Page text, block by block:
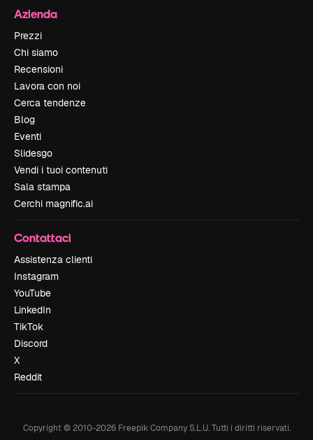
Azienda
Prezzi
Chi siamo
Recensioni
Lavora con noi
Cerca tendenze
Blog
Eventi
Slidesgo
Vendi i tuoi contenuti
Sala stampa
Cerchi magnific.ai
Contattaci
Assistenza clienti
Instagram
YouTube
LinkedIn
TikTok
Discord
X
Reddit
Copyright © 2010-2026Freepik Company S.L.U. Tutti i diritti riservati.